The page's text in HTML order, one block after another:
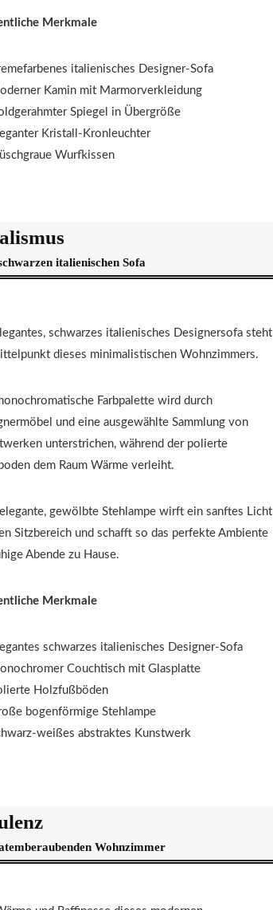
Merkmale
italienisches Designer-Sofa
Kamin mit Marmorverkleidung
Spiegel in Übergröße
Kristall-Kronleuchter
Wurfkissen
italienischen Sofa
schwarzes italienisches Designersofa steht
dieses minimalistischen Wohnzimmers.
Farbpalette wird durch
und eine ausgewählte Sammlung von
unterstrichen, während der polierte
dem Raum Wärme verleiht.
gewölbte Stehlampe wirft ein sanftes Licht
Sitzbereich und schafft so das perfekte Ambiente
Abende zu Hause.
Merkmale
schwarzes italienisches Designer-Sofa
Couchtisch mit Glasplatte
Holzfußböden
bogenförmige Stehlampe
weißes abstraktes Kunstwerk
Wohnzimmer